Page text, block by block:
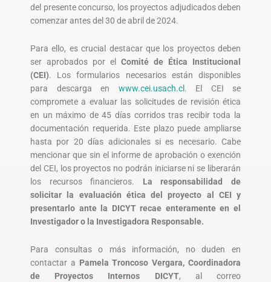
del presente concurso, los proyectos adjudicados deben
comenzar antes del 30 de abril de 2024.
Para ello, es crucial destacar que los proyectos deben
ser aprobados por el Comité de Ética Institucional
(CEI). Los formularios necesarios están disponibles
para descarga en www.cei.usach.cl . El CEI se
compromete a evaluar las solicitudes de revisión ética
en un máximo de 45 días corridos tras recibir toda la
documentación requerida. Este plazo puede ampliarse
hasta por 20 días adicionales si es necesario. Cabe
mencionar que sin el informe de aprobación o exención
del CEI, los proyectos no podrán iniciarse ni se liberarán
los recursos financieros. La responsabilidad de
solicitar la evaluación ética del proyecto al CEI y
presentarlo ante la DICYT recae enteramente en el
Investigador o la Investigadora Responsable.
Para consultas o más información, no duden en
contactar a Pamela Troncoso Vergara, Coordinadora
de Proyectos Internos DICYT, al correo